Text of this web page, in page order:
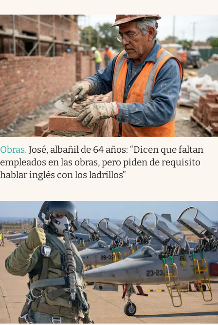
Obras. José, albañil de 64 años: “Dicen que faltan
empleados en las obras, pero piden de requisito
hablar inglés con los ladrillos”